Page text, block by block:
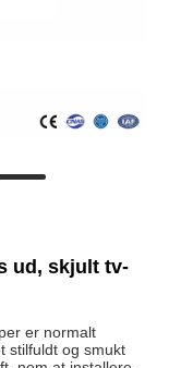
ud, skjult tv-
er normalt
stilfuldt og smukt